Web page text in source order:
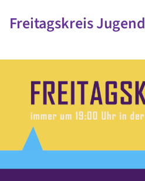
Freitagskreis Jugend